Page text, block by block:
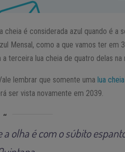
é considerada azul quando é a
Mensal, como a que vamos ter em
terceira lua cheia de quatro delas na
lembrar que somente uma lua cheia
ser vista novamente em 2039.
olha é com o súbito